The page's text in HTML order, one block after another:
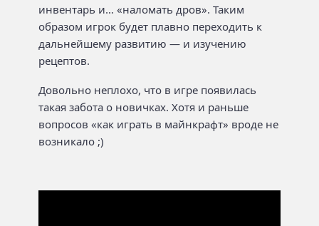
инвентарь и… «наломать дров». Таким
образом игрок будет плавно переходить к
дальнейшему развитию — и изучению
рецептов.
Довольно неплохо, что в игре появилась
такая забота о новичках. Хотя и раньше
вопросов «как играть в майнкрафт» вроде не
возникало ;)